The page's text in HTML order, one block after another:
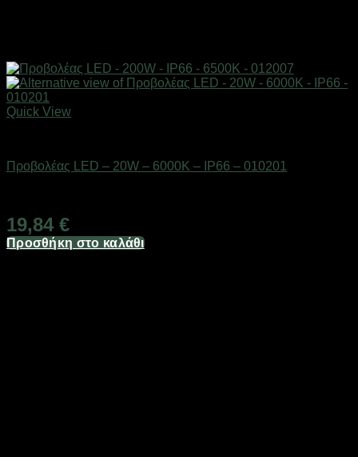
Quick View
Προβολέας LED – 20W – 6000K – IP66 – 010201
19,84 €
Προσθήκη στο καλάθι